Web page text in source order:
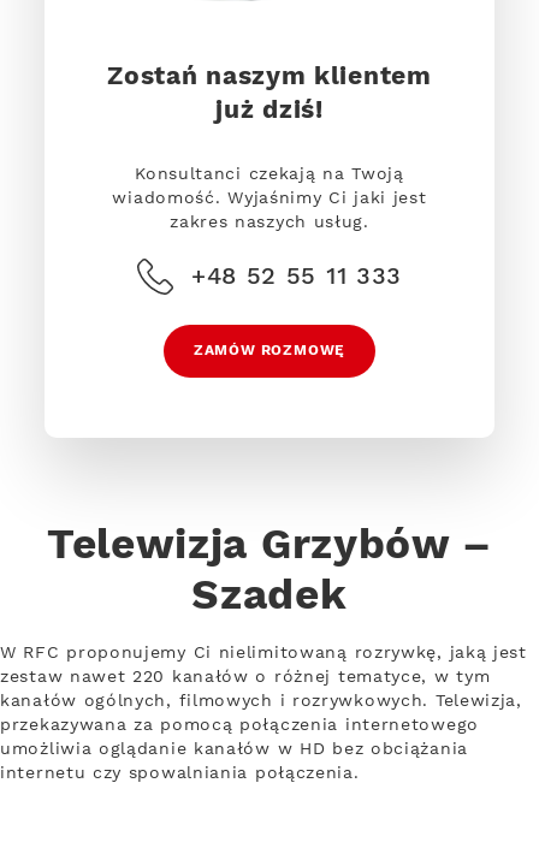
Zostań naszym klientem
już dziś!
Konsultanci czekają na Twoją
wiadomość. Wyjaśnimy Ci jaki jest
zakres naszych usług.
+48 52 55 11 333
ZAMÓW ROZMOWĘ
Telewizja Grzybów –
Szadek
W RFC proponujemy Ci nielimitowaną rozrywkę, jaką jest
zestaw nawet 220 kanałów o różnej tematyce, w tym
kanałów ogólnych, filmowych i rozrywkowych. Telewizja,
przekazywana za pomocą połączenia internetowego
umożliwia oglądanie kanałów w HD bez obciążania
internetu czy spowalniania połączenia.